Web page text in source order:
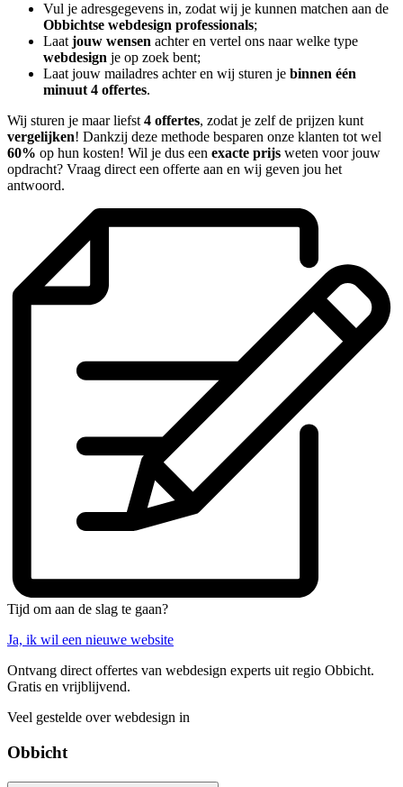
Vul je adresgegevens in, zodat wij je kunnen matchen aan de
Obbichtse webdesign professionals;
Laat jouw wensen achter en vertel ons naar welke type
webdesign je op zoek bent;
Laat jouw mailadres achter en wij sturen je binnen één
minuut 4 offertes.
Wij sturen je maar liefst 4 offertes, zodat je zelf de prijzen kunt
vergelijken! Dankzij deze methode besparen onze klanten tot wel
60% op hun kosten! Wil je dus een exacte prijs weten voor jouw
opdracht? Vraag direct een offerte aan en wij geven jou het
antwoord.
Tijd om aan de slag te gaan?
Ja, ik wil een nieuwe website
Ontvang direct offertes van webdesign experts uit regio Obbicht.
Gratis en vrijblijvend.
Veel gestelde over webdesign in
Obbicht